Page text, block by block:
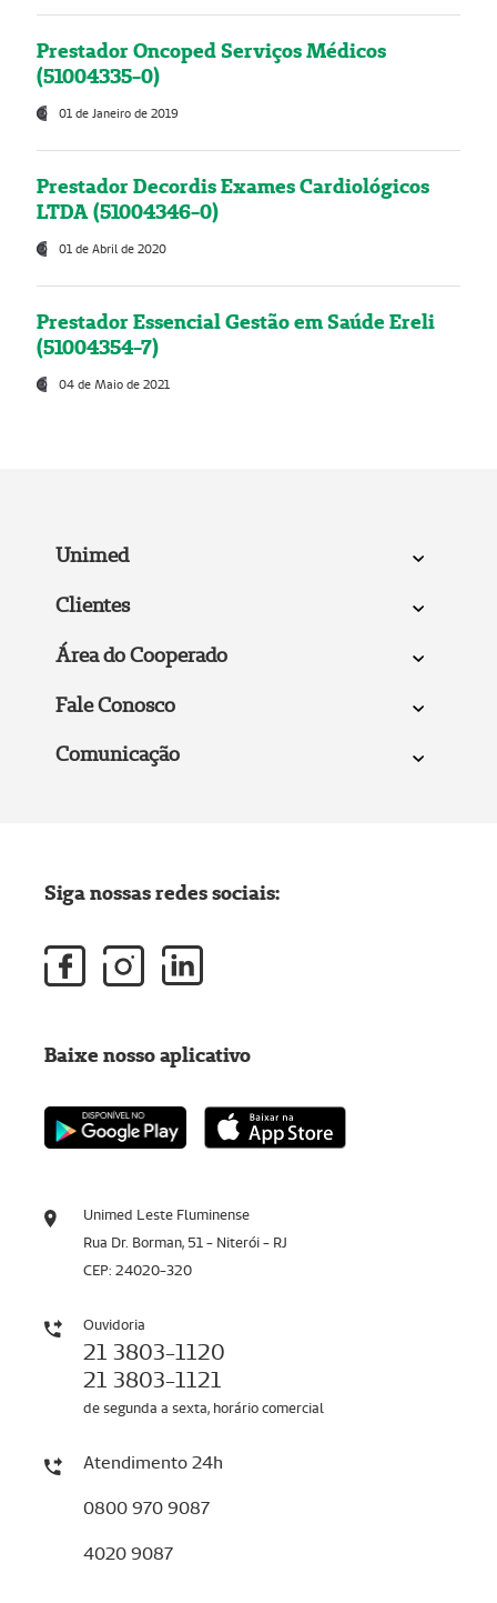
Prestador Oncoped Serviços Médicos
(51004335-0)
01 de Janeiro de 2019
Prestador Decordis Exames Cardiológicos
LTDA (51004346-0)
01 de Abril de 2020
Prestador Essencial Gestão em Saúde Ereli
(51004354-7)
04 de Maio de 2021
Unimed
Clientes
Área do Cooperado
Fale Conosco
Comunicação
Unimed Leste Fluminense
Rua Dr. Borman, 51 - Niterói - RJ
CEP: 24020-320
Ouvidoria
21 3803-1120
21 3803-1121
de segunda a sexta, horário comercial
Atendimento 24h
0800 970 9087
4020 9087
Siga nossas redes sociais:
Baixe nosso aplicativo